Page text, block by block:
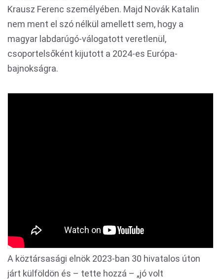
Krausz Ferenc személyében. Majd Novák Katalin
nem ment el szó nélkül amellett sem, hogy a
magyar labdarúgó-válogatott veretlenül,
csoportelsőként kijutott a 2024-es Európa-
bajnokságra.
A köztársasági elnök 2023-ban 30 hivatalos úton
járt külföldön és – tette hozzá – „jó volt